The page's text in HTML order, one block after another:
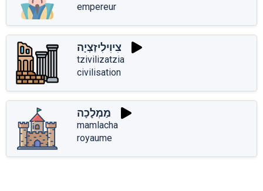
empereur
צִיוִילִיזַצְיָה
tzivilizatzia
civilisation
מַמְלָכָה
mamlacha
royaume